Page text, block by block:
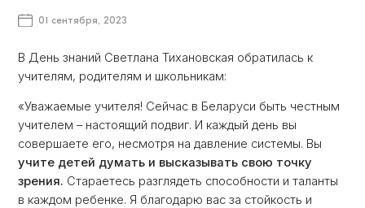
01 сентября, 2023
В День знаний Светлана Тихановская обратилась к
учителям, родителям и школьникам:
«Уважаемые учителя! Сейчас в Беларуси быть честным
учителем – настоящий подвиг. И каждый день вы
совершаете его, несмотря на давление системы. Вы
учите детей думать и высказывать свою точку
зрения. Стараетесь разглядеть способности и таланты
в каждом ребенке. Я благодарю вас за стойкость и